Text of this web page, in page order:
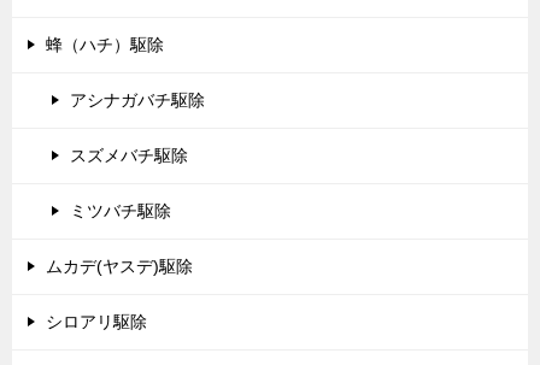
蜂（ハチ）駆除
アシナガバチ駆除
スズメバチ駆除
ミツバチ駆除
ムカデ(ヤスデ)駆除
シロアリ駆除